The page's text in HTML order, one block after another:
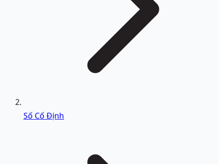
Số Cố Định